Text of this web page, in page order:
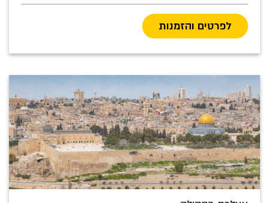
לפרטים והזמנות